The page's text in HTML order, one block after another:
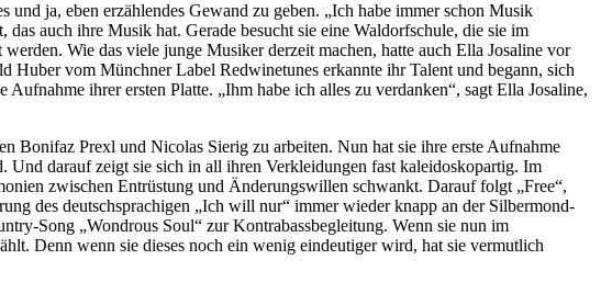
ja, eben erzählendes Gewand zu geben. „Ich habe immer schon Musik
auch ihre Musik hat. Gerade besucht sie eine Waldorfschule, die sie im
Wie das viele junge Musiker derzeit machen, hatte auch Ella Josaline vor
Huber vom Münchner Label Redwinetunes erkannte ihr Talent und begann, sich
ihrer ersten Platte. „Ihm habe ich alles zu verdanken“, sagt Ella Josaline,
Bonifaz Prexl und Nicolas Sierig zu arbeiten. Nun hat sie ihre erste Aufnahme
darauf zeigt sie sich in all ihren Verkleidungen fast kaleidoskopartig. Im
zwischen Entrüstung und Änderungswillen schwankt. Darauf folgt „Free“,
des deutschsprachigen „Ich will nur“ immer wieder knapp an der Silbermond-
Song „Wondrous Soul“ zur Kontrabassbegleitung. Wenn sie nun im
Denn wenn sie dieses noch ein wenig eindeutiger wird, hat sie vermutlich